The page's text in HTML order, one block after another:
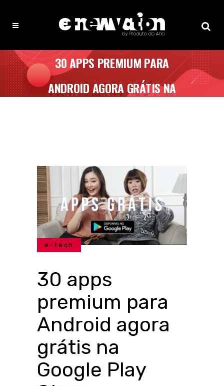
30 APPS PREMIUM PARA
ANDROID AGORA GRÁTIS NA
e-tech
30 apps
premium para
Android agora
grátis na
Google Play